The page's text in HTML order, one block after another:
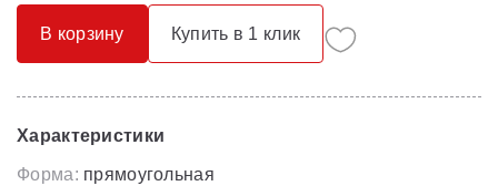
В корзину Купить в 1 клик
Характеристики
Форма: прямоугольная